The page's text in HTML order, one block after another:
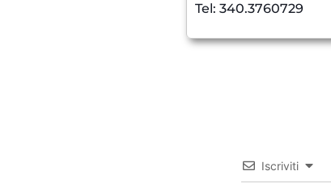
Tel: 340.3760729
Iscriviti